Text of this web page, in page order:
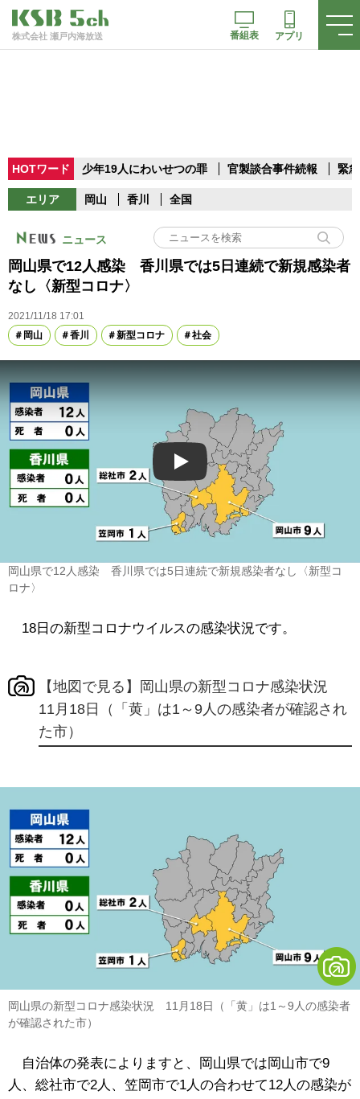
株式会社 瀬戸内海放送 番組表 アプリ
HOTワード 少年19人にわいせつの罪 官製談合事件続報 緊
エリア 岡山 香川 全国
ニュース
岡山県で12人感染 香川県では5日連続で新規感染者
なし〈新型コロナ〉
2021/11/18 17:01
岡山
香川 新型コロナ 社会
Play
岡山県で12人感染 香川県では5日連続で新規感染者なし〈新型コ
ロナ〉
18日の新型コロナウイルスの感染状況です。
【地図で見る】岡山県の新型コロナ感染状況
11月18日（「黄」は1～9人の感染者が確認され
た市）
岡山県の新型コロナ感染状況 11月18日（「黄」は1～9人の感染者
が確認された市）
自治体の発表によりますと、岡山県では岡山市で9
人、総社市で2人、笠岡市で1人の合わせて12人の感染が